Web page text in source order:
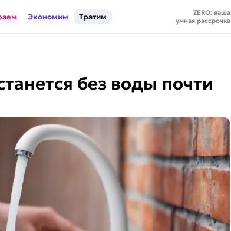
Экономим Тратим
ZERO: ваша
умная рассрочка
без воды почти